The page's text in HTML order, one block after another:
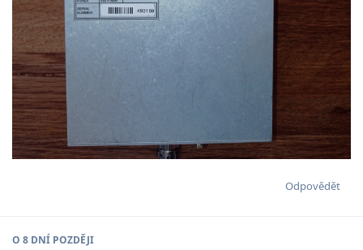
Odpovědět
O 8 DNÍ POZDĚJI